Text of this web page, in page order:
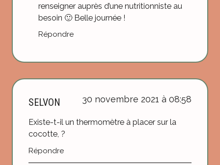
renseigner auprès d’une nutritionniste au
besoin 🙂 Belle journée !
Répondre
SELVON 30 novembre 2021 à 08:58
Existe-t-il un thermomètre à placer sur la
cocotte, ?
Répondre